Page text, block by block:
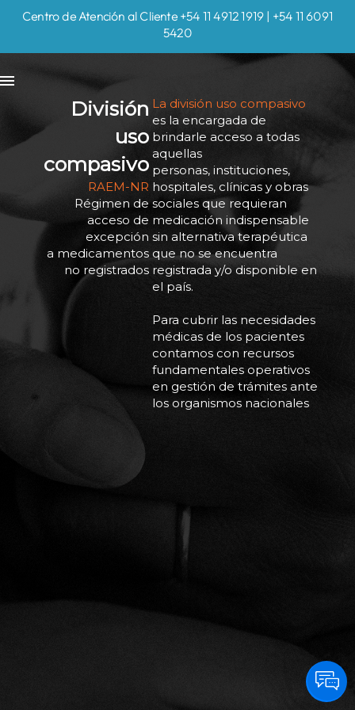
Centro de Atención al Cliente +54 11 4912 1919 | +54 11 6091
5420
División
uso
compasivo
RAEM-NR
Régimen de
acceso de
excepción
a medicamentos
no registrados
La división uso compasivo
es la encargada de
brindarle acceso a todas
aquellas
personas, instituciones,
hospitales, clínicas y obras
sociales que requieran
medicación indispensable
sin alternativa terapéutica
que no se encuentra
registrada y/o disponible en
el país.
Para cubrir las necesidades
médicas de los pacientes
contamos con recursos
fundamentales operativos
en gestión de trámites ante
los organismos nacionales
tratamiento personalizado
paciente para hacer llegar
surgir en el trayecto desde
la solicitud hasta que llega
para comenzar o continuar